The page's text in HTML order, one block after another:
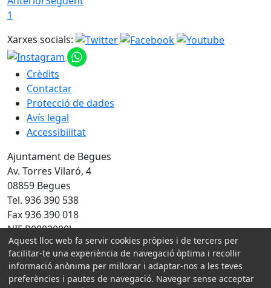
1
Xarxes socials:
Crèdits
Contactar
Protecció de dades
Avís legal
Accessibilitat
Ajuntament de Begues
Av. Torres Vilaró, 4
08859 Begues
Tel. 936 390 538
Fax 936 390 018
NIF P0802000J
Amb la col·laboració de:
Aquest lloc web fa servir cookies pròpies i de tercers per
facilitar-te una experiència de navegació òptima i recollir
informació anònima per millorar i adaptar-nos a les teves
preferències i pautes de navegació. Navegar sense acceptar